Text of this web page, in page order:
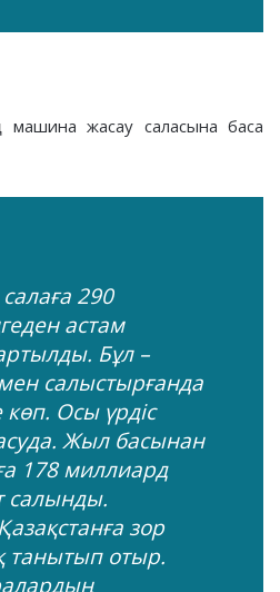
машина жасау саласына баса
290
астам
Бұл –
салыстырғанда
Осы үрдіс
Жыл басынан
178 миллиард
салынды.
зор
отыр.